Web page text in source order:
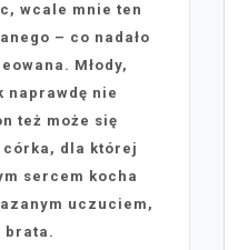
wcale mnie ten
– co nadało
Młody,
nie
też może się
córka, dla której
sercem kocha
uczuciem,
brata.